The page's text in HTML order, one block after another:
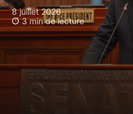
8 juillet 2026
3 min de lecture